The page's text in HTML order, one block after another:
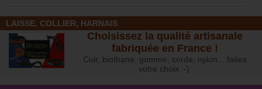
LAISSE, COLLIER, HARNAIS
Choisissez la qualité artisanale
fabriquée en France !
Cuir, biothane, gomme, corde, nylon... faites
votre choix :-)